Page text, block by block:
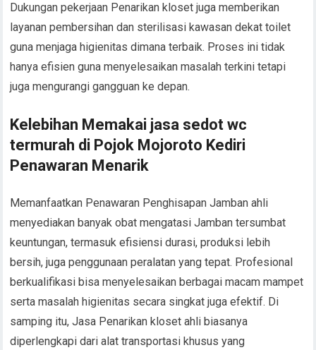
Dukungan pekerjaan Penarikan kloset juga memberikan
layanan pembersihan dan sterilisasi kawasan dekat toilet
guna menjaga higienitas dimana terbaik. Proses ini tidak
hanya efisien guna menyelesaikan masalah terkini tetapi
juga mengurangi gangguan ke depan.
Kelebihan Memakai jasa sedot wc
termurah di Pojok Mojoroto Kediri
Penawaran Menarik
Memanfaatkan Penawaran Penghisapan Jamban ahli
menyediakan banyak obat mengatasi Jamban tersumbat
keuntungan, termasuk efisiensi durasi, produksi lebih
bersih, juga penggunaan peralatan yang tepat. Profesional
berkualifikasi bisa menyelesaikan berbagai macam mampet
serta masalah higienitas secara singkat juga efektif. Di
samping itu, Jasa Penarikan kloset ahli biasanya
diperlengkapi dari alat transportasi khusus yang